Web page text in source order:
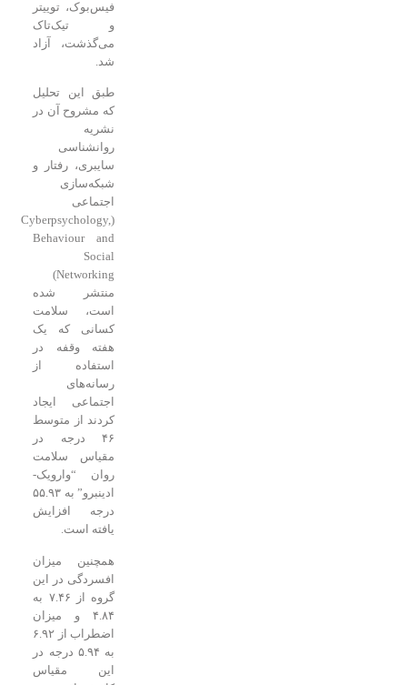
فیس‌بوک، توییتر
و تیک‌تاک
می‌گذشت، آزاد
طبق این تحلیل
که مشروح آن در
روانشناسی
سایبری، رفتار و
شبکه‌سازی
(Cyberpsychology,
Behaviour and
Networking)
منتشر شده
است، سلامت
کسانی که یک
هفته وقفه در
استفاده از
اجتماعی ایجاد
کردند از متوسط
۴۶ درجه در
مقیاس سلامت
روان “وارویک-
ادینبرو” به ۵۵.۹۳
درجه افزایش
یافته است.
همچنین میزان
افسردگی در این
گروه از ۷.۴۶ به
۴.۸۴ و میزان
اضطراب از ۶.۹۲
به ۵.۹۴ درجه در
این مقیاس